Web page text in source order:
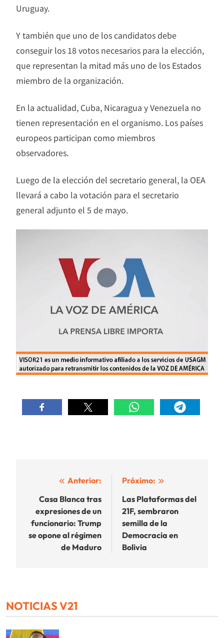
Uruguay.
Y también que uno de los candidatos debe
conseguir los 18 votos necesarios para la elección,
que representan la mitad más uno de los Estados
miembro de la organización.
En la actualidad, Cuba, Nicaragua y Venezuela no
tienen representación en el organismo. Los países
europeos participan como miembros
observadores.
Luego de la elección del secretario general, la OEA
llevará a cabo la votación para el secretario
general adjunto el 5 de mayo.
Navegación
entradas
Anterior:
Casa Blanca tras
expresiones de un
funcionario: Trump
se opone al régimen
de Maduro
Próximo:
Las Plataformas del
21F, sembraron
semilla de la
Democracia en
Bolivia
NOTICIAS V21